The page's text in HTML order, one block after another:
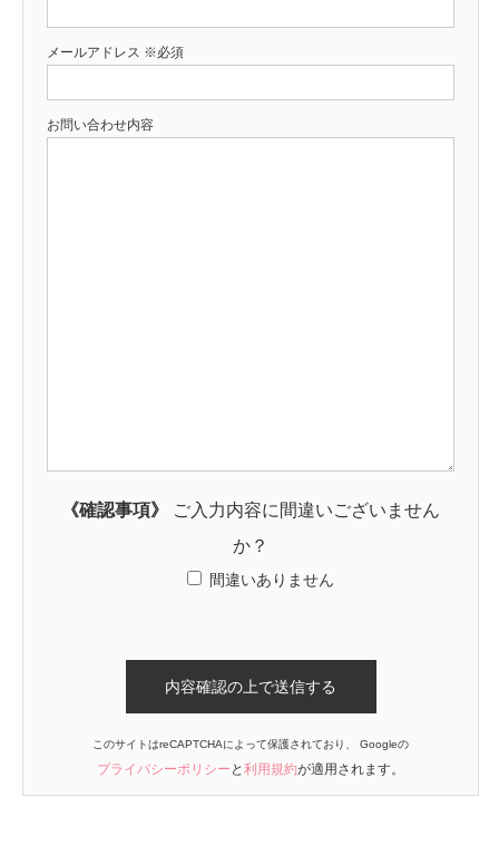
メールアドレス ※必須
お問い合わせ内容
《確認事項》
ご入力内容に間違いございません
か？
間違いありません
このサイトはreCAPTCHAによって保護されており、 Googleの
プライバシーポリシー と 利用規約が適用されます。